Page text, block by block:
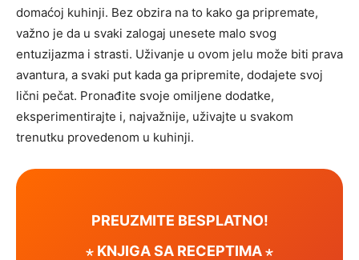
domaćoj kuhinji. Bez obzira na to kako ga pripremate,
važno je da u svaki zalogaj unesete malo svog
entuzijazma i strasti. Uživanje u ovom jelu može biti prava
avantura, a svaki put kada ga pripremite, dodajete svoj
lični pečat. Pronađite svoje omiljene dodatke,
eksperimentirajte i, najvažnije, uživajte u svakom
trenutku provedenom u kuhinji.
PREUZMITE BESPLATNO!
⋆ KNJIGA SA RECEPTIMA ⋆